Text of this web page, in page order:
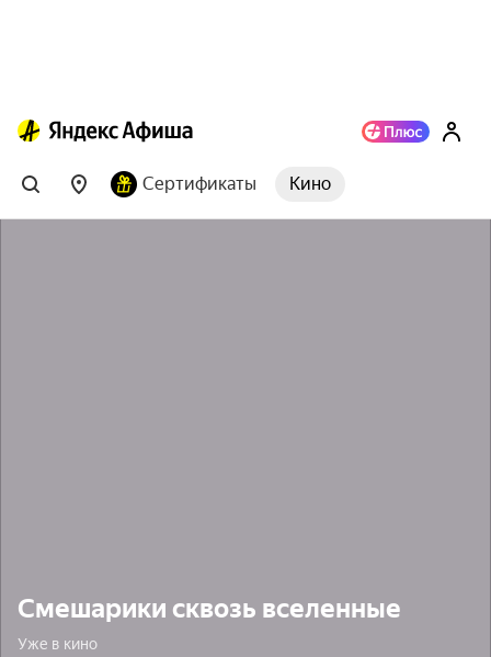
Сертификаты Кино
Смешарики сквозь вселенные
Уже в кино